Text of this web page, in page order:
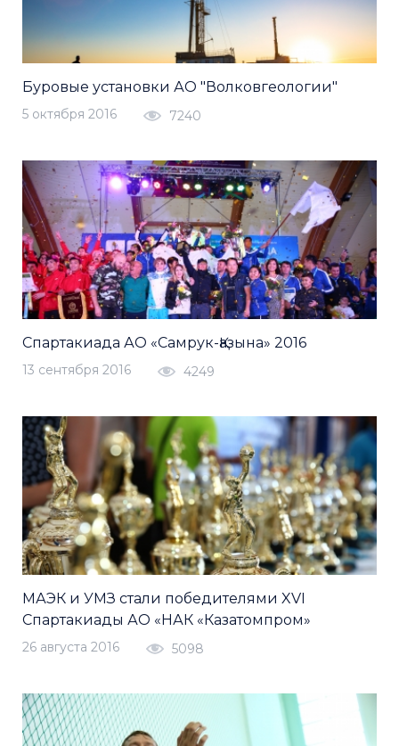
Буровые установки АО "Волковгеологии"
5 октября 2016 7240
Спартакиада АО «Самрук-Қазына» 2016
13 сентября 2016 4249
МАЭК и УМЗ стали победителями XVІ
Спартакиады АО «НАК «Казатомпром»
26 августа 2016 5098